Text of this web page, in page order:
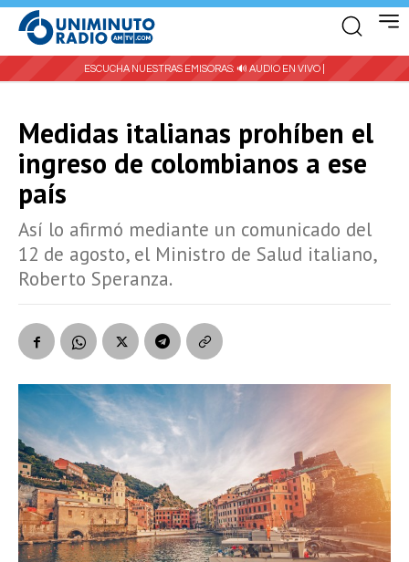
ESCUCHA NUESTRAS EMISORAS: 🔊 AUDIO EN VIVO |
Medidas italianas prohíben el
ingreso de colombianos a ese
país
Así lo afirmó mediante un comunicado del
12 de agosto, el Ministro de Salud italiano,
Roberto Speranza.